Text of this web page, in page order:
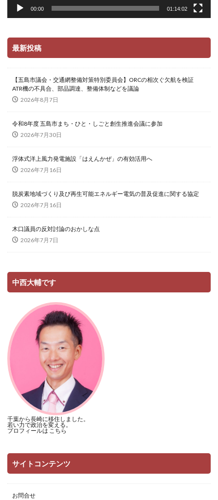
00:00 01:14:02
最新投稿
【五島市議会・交通網整備対策特別委員会】ORCの相次ぐ欠航を検証
ATR機の不具合、部品調達、整備体制などを議論
2026年8月7日
令和8年度 五島市まち・ひと・しごと創生推進会議に参加
2026年7月30日
浮体式洋上風力発電施設「はえんかぜ」の有効活用へ
2026年7月16日
脱炭素地域づくり及び再生可能エネルギー電気の普及促進に関する協定
2026年7月16日
木口議員の反対討論のおかしな点
2026年7月7日
中西大輔です
千葉から長崎に移住しました。
若い力で政治を変える。
プロフィールは こちら
サイトコンテンツ
お問合せ